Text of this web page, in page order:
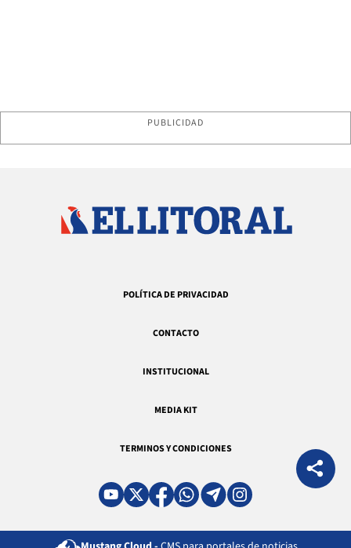
PUBLICIDAD
POLÍTICA DE PRIVACIDAD
CONTACTO
INSTITUCIONAL
MEDIA KIT
TERMINOS Y CONDICIONES